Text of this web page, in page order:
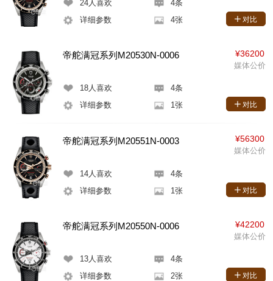
24人喜欢
4条
详细参数
4张 对比
帝舵满冠系列M20530N-0006
18人喜欢
4条
详细参数
1张
¥36200
媒体公价
对比
帝舵满冠系列M20551N-0003
14人喜欢
4条
详细参数
1张
¥56300
媒体公价
对比
帝舵满冠系列M20550N-0006
13人喜欢
4条
详细参数
2张
¥42200
媒体公价
对比